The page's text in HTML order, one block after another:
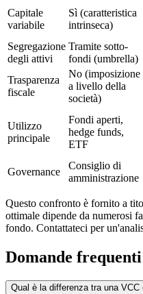
Capitale
variabile
Sì (caratteristica
intrinseca)
Segregazione
degli attivi
Tramite sotto-
fondi (umbrella)
Trasparenza
fiscale
No (imposizione
a livello della
società)
Utilizzo
principale
Fondi aperti,
hedge funds,
ETF
Governance
Consiglio di
amministrazione
Questo confronto è fornito a
ottimale dipende da numerosi
fondo. Contattateci per
Domande
Qual è la differenza tra una